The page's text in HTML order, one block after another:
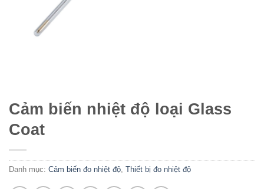
Cảm biến nhiệt độ loại Glass
Coat
Danh mục: Cảm biến đo nhiệt độ, Thiết bị đo nhiệt độ